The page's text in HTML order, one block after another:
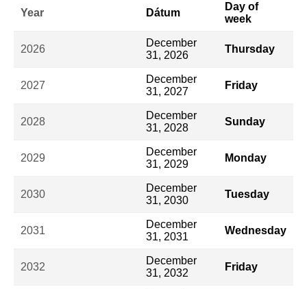
Year Dátum
Day of
week
2026
December
31, 2026
Thursday
2027
December
31, 2027
Friday
2028
December
31, 2028
Sunday
2029
December
31, 2029
Monday
2030
December
31, 2030
Tuesday
2031
December
31, 2031
Wednesday
2032
December
31, 2032
Friday